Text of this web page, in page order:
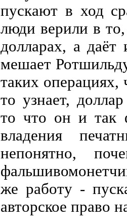
пускают в ход
люди верили в
долларах, а даёт
мешает
таких операциях,
то узнает,
то что он и так
владения
непонятно,
же работу -
авторское право